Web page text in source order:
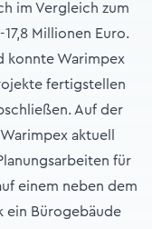
im Vergleich zum
Millionen Euro.
konnte Warimpex
fertigstellen
Auf der
aktuell
für
einem neben dem
ein Bürogebäude